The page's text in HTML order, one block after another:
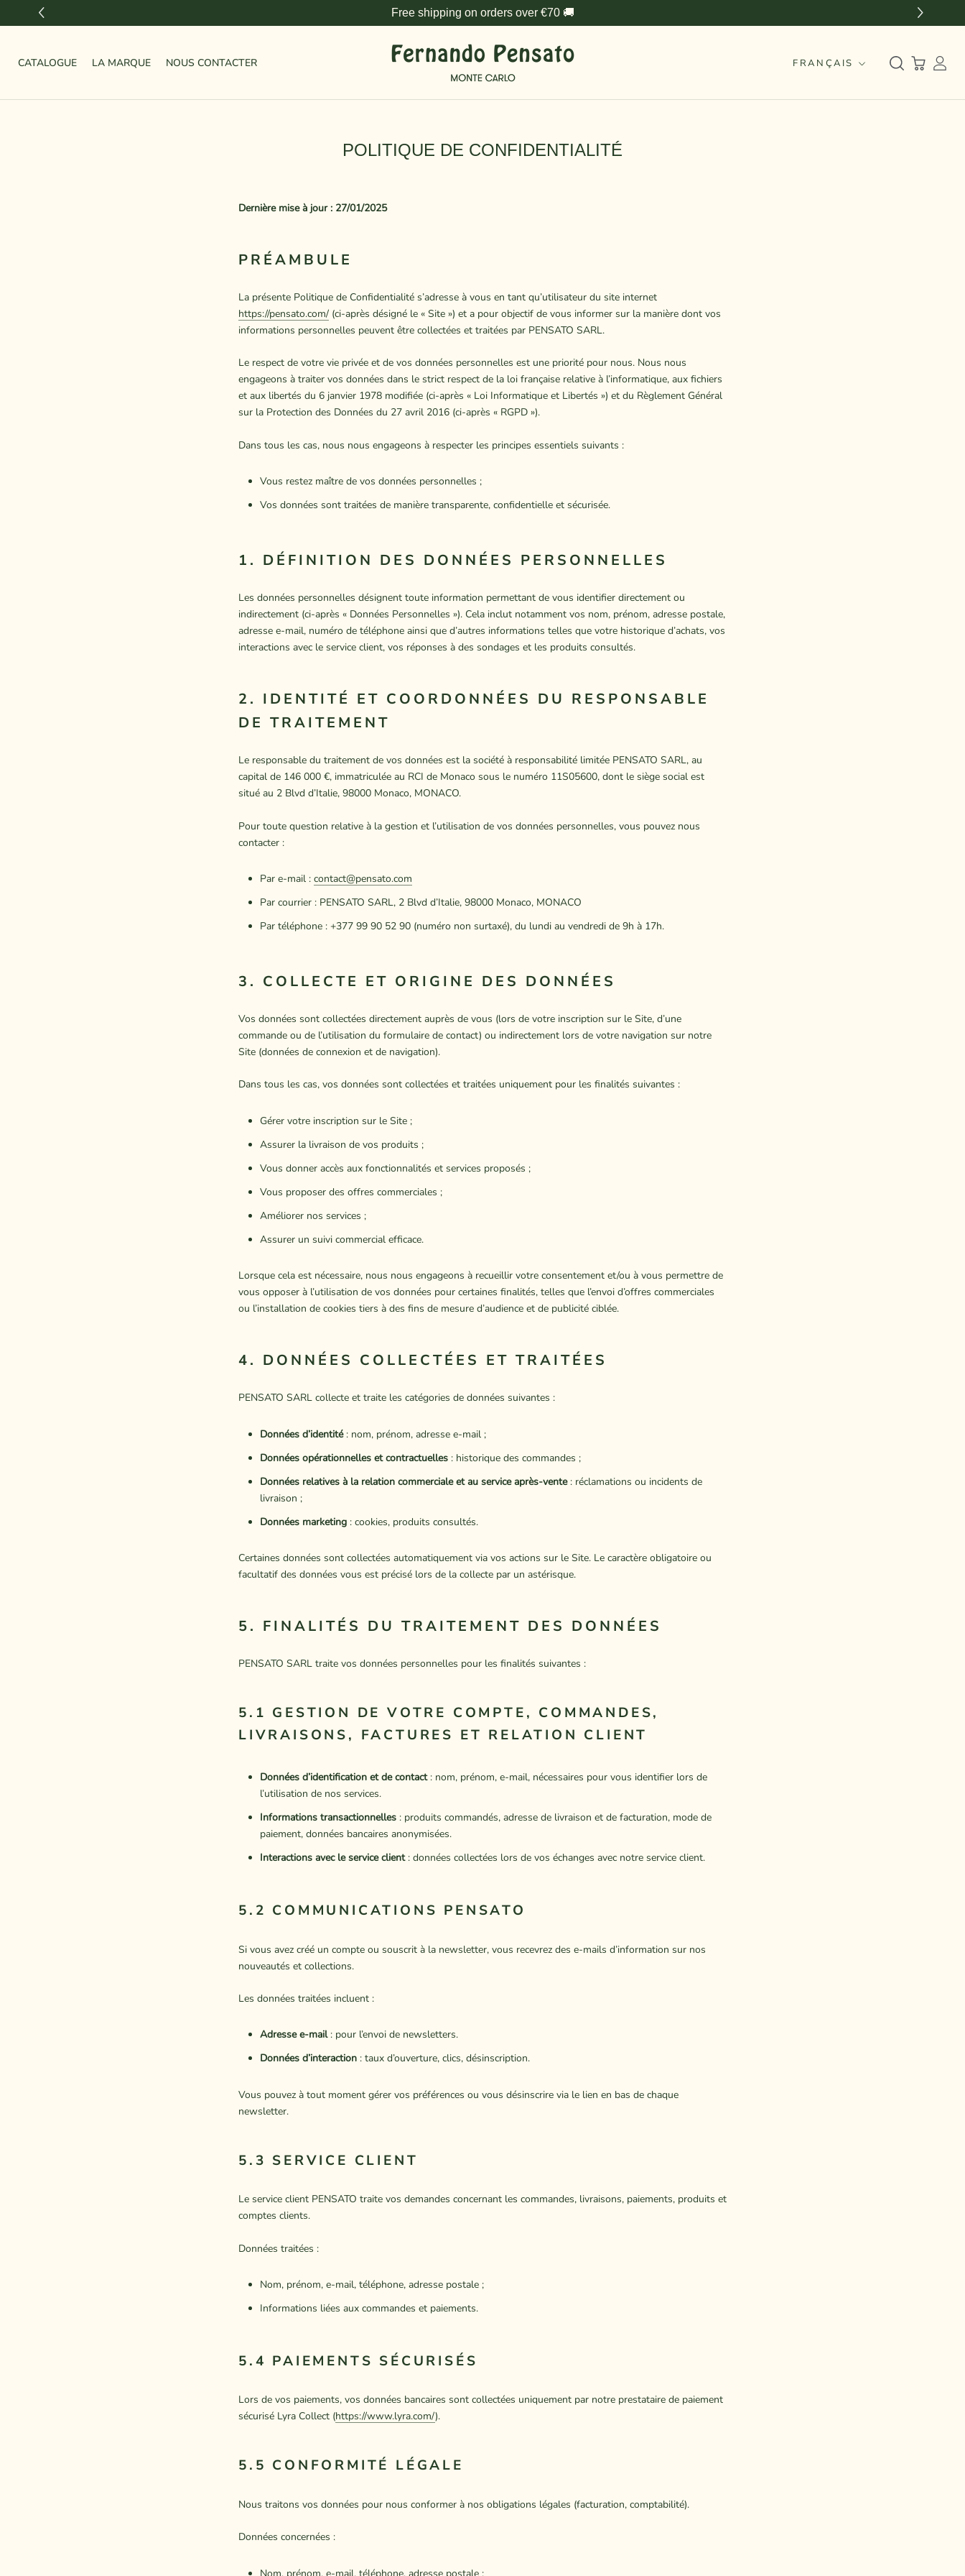
au
Free shipping on orders over €70 🚚
CATALOGUE LA MARQUE
LA MARQUE NOUS CONTACTER
NOUS CONTACTER Langue
FRANÇAIS
POLITIQUE DE CONFIDENTIALITÉ
Dernière mise à jour : 27/01/2025
PRÉAMBULE
La présente Politique de Confidentialité s’adresse à vous en tant qu’utilisateur du site internet
https://pensato.com/ (ci-après désigné le « Site ») et a pour objectif de vous informer sur la manière dont vos
informations personnelles peuvent être collectées et traitées par PENSATO SARL.
Le respect de votre vie privée et de vos données personnelles est une priorité pour nous. Nous nous
engageons à traiter vos données dans le strict respect de la loi française relative à l’informatique, aux fichiers
et aux libertés du 6 janvier 1978 modifiée (ci-après « Loi Informatique et Libertés ») et du Règlement Général
sur la Protection des Données du 27 avril 2016 (ci-après « RGPD »).
Dans tous les cas, nous nous engageons à respecter les principes essentiels suivants :
Vous restez maître de vos données personnelles ;
Vos données sont traitées de manière transparente, confidentielle et sécurisée.
1. DÉFINITION DES DONNÉES PERSONNELLES
Les données personnelles désignent toute information permettant de vous identifier directement ou
indirectement (ci-après « Données Personnelles »). Cela inclut notamment vos nom, prénom, adresse postale,
adresse e-mail, numéro de téléphone ainsi que d’autres informations telles que votre historique d’achats, vos
interactions avec le service client, vos réponses à des sondages et les produits consultés.
2. IDENTITÉ ET COORDONNÉES DU RESPONSABLE
DE TRAITEMENT
Le responsable du traitement de vos données est la société à responsabilité limitée PENSATO SARL, au
capital de 146 000 €, immatriculée au RCI de Monaco sous le numéro 11S05600, dont le siège social est
situé au 2 Blvd d’Italie, 98000 Monaco, MONACO.
Pour toute question relative à la gestion et l’utilisation de vos données personnelles, vous pouvez nous
contacter :
Par e-mail : contact@pensato.com
Par courrier : PENSATO SARL, 2 Blvd d’Italie, 98000 Monaco, MONACO
Par téléphone : +377 99 90 52 90 (numéro non surtaxé), du lundi au vendredi de 9h à 17h.
3. COLLECTE ET ORIGINE DES DONNÉES
Vos données sont collectées directement auprès de vous (lors de votre inscription sur le Site, d’une
commande ou de l’utilisation du formulaire de contact) ou indirectement lors de votre navigation sur notre
Site (données de connexion et de navigation).
Dans tous les cas, vos données sont collectées et traitées uniquement pour les finalités suivantes :
Gérer votre inscription sur le Site ;
Assurer la livraison de vos produits ;
Vous donner accès aux fonctionnalités et services proposés ;
Vous proposer des offres commerciales ;
Améliorer nos services ;
Assurer un suivi commercial efficace.
Lorsque cela est nécessaire, nous nous engageons à recueillir votre consentement et/ou à vous permettre de
vous opposer à l’utilisation de vos données pour certaines finalités, telles que l’envoi d’offres commerciales
ou l’installation de cookies tiers à des fins de mesure d’audience et de publicité ciblée.
4. DONNÉES COLLECTÉES ET TRAITÉES
PENSATO SARL collecte et traite les catégories de données suivantes :
Données d’identité: nom, prénom, adresse e-mail ;
Données opérationnelles et contractuelles : historique des commandes ;
Données relatives à la relation commerciale et au service après-vente: réclamations ou incidents de
livraison ;
Données marketing : cookies, produits consultés.
Certaines données sont collectées automatiquement via vos actions sur le Site. Le caractère obligatoire ou
facultatif des données vous est précisé lors de la collecte par un astérisque.
5. FINALITÉS DU TRAITEMENT DES DONNÉES
PENSATO SARL traite vos données personnelles pour les finalités suivantes :
5.1 GESTION DE VOTRE COMPTE, COMMANDES,
LIVRAISONS, FACTURES ET RELATION CLIENT
Données d’identification et de contact: nom, prénom, e-mail, nécessaires pour vous identifier lors de
l’utilisation de nos services.
Informations transactionnelles : produits commandés, adresse de livraison et de facturation, mode de
paiement, données bancaires anonymisées.
Interactions avec le service client: données collectées lors de vos échanges avec notre service client.
5.2 COMMUNICATIONS PENSATO
Si vous avez créé un compte ou souscrit à la newsletter, vous recevrez des e-mails d’information sur nos
nouveautés et collections.
Les données traitées incluent :
Adresse e-mail: pour l’envoi de newsletters.
Données d’interaction : taux d’ouverture, clics, désinscription.
Vous pouvez à tout moment gérer vos préférences ou vous désinscrire via le lien en bas de chaque
newsletter.
5.3 SERVICE CLIENT
Le service client PENSATO traite vos demandes concernant les commandes, livraisons, paiements, produits et
comptes clients.
Données traitées :
Nom, prénom, e-mail, téléphone, adresse postale ;
Informations liées aux commandes et paiements.
5.4 PAIEMENTS SÉCURISÉS
Lors de vos paiements, vos données bancaires sont collectées uniquement par notre prestataire de paiement
sécurisé Lyra Collect (https://www.lyra.com/).
5.5 CONFORMITÉ LÉGALE
Nous traitons vos données pour nous conformer à nos obligations légales (facturation, comptabilité).
Données concernées :
Nom, prénom, e-mail, téléphone, adresse postale ;